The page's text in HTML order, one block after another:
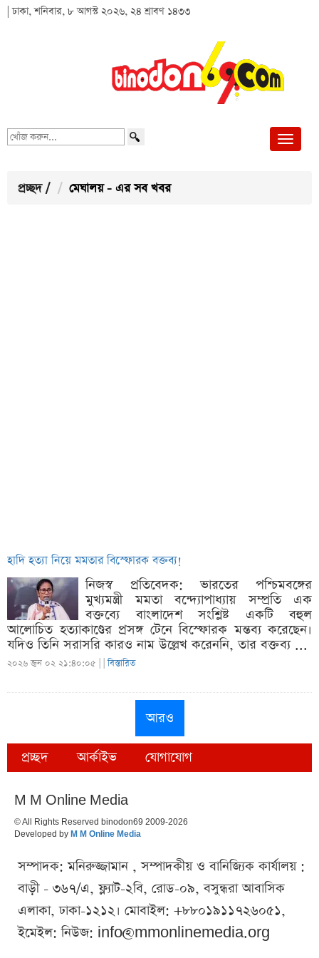
| ঢাকা, শনিবার, ৮ আগস্ট ২০২৬, ২৪ শ্রাবণ ১৪৩৩
খোঁজ
প্রচ্ছদ / মেঘালয় - এর সব খবর
হাদি হত্যা নিয়ে মমতার বিস্ফোরক বক্তব্য!
নিজস্ব প্রতিবেদক: ভারতের পশ্চিমবঙ্গের
মুখ্যমন্ত্রী মমতা বন্দ্যোপাধ্যায় সম্প্রতি এক
বক্তব্যে বাংলাদেশ সংশ্লিষ্ট একটি বহুল
আলোচিত হত্যাকাণ্ডের প্রসঙ্গ টেনে বিস্ফোরক মন্তব্য করেছেন।
যদিও তিনি সরাসরি কারও নাম উল্লেখ করেননি, তার বক্তব্য ...
২০২৬ জুন ০২ ২১:৪০:০৫ | |বিস্তারিত
আরও
প্রচ্ছদ আর্কাইভ যোগাযোগ
M M Online Media
© All Rights Reserved binodon69 2009-2026
Developed by M M Online Media
সম্পাদক: মনিরুজ্জামান , সম্পাদকীয় ও বানিজ্যিক কার্যালয় :
বাড়ী - ৩৬৭/এ, ফ্ল্যাট-২বি, রোড-০৯, বসুন্ধরা আবাসিক
এলাকা, ঢাকা-১২১২। মোবাইল: +৮৮০১৯১১৭২৬০৫১,
ইমেইল: নিউজ: info@mmonlinemedia.org